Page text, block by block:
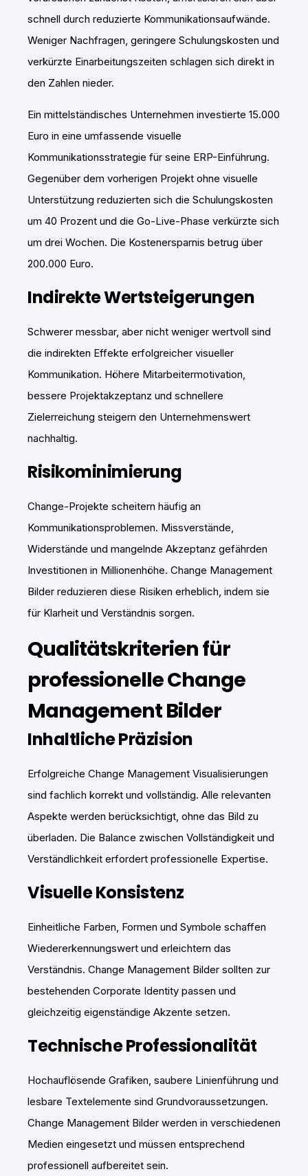
schnell durch reduzierte Kommunikationsaufwände.
Weniger Nachfragen, geringere Schulungskosten und
verkürzte Einarbeitungszeiten schlagen sich direkt in
den Zahlen nieder.
Ein mittelständisches Unternehmen investierte 15.000
Euro in eine umfassende visuelle
Kommunikationsstrategie für seine ERP-Einführung.
Gegenüber dem vorherigen Projekt ohne visuelle
Unterstützung reduzierten sich die Schulungskosten
um 40 Prozent und die Go-Live-Phase verkürzte sich
um drei Wochen. Die Kostenersparnis betrug über
200.000 Euro.
Indirekte Wertsteigerungen
Schwerer messbar, aber nicht weniger wertvoll sind
die indirekten Effekte erfolgreicher visueller
Kommunikation. Höhere Mitarbeitermotivation,
bessere Projektakzeptanz und schnellere
Zielerreichung steigern den Unternehmenswert
nachhaltig.
Risikominimierung
Change-Projekte scheitern häufig an
Kommunikationsproblemen. Missverstände,
Widerstände und mangelnde Akzeptanz gefährden
Investitionen in Millionenhöhe. Change Management
Bilder reduzieren diese Risiken erheblich, indem sie
für Klarheit und Verständnis sorgen.
Qualitätskriterien für
professionelle Change
Management Bilder
Inhaltliche Präzision
Erfolgreiche Change Management Visualisierungen
sind fachlich korrekt und vollständig. Alle relevanten
Aspekte werden berücksichtigt, ohne das Bild zu
überladen. Die Balance zwischen Vollständigkeit und
Verständlichkeit erfordert professionelle Expertise.
Visuelle Konsistenz
Einheitliche Farben, Formen und Symbole schaffen
Wiedererkennungswert und erleichtern das
Verständnis. Change Management Bilder sollten zur
bestehenden Corporate Identity passen und
gleichzeitig eigenständige Akzente setzen.
Technische Professionalität
Hochauflösende Grafiken, saubere Linienführung und
lesbare Textelemente sind Grundvoraussetzungen.
Change Management Bilder werden in verschiedenen
Medien eingesetzt und müssen entsprechend
professionell aufbereitet sein.